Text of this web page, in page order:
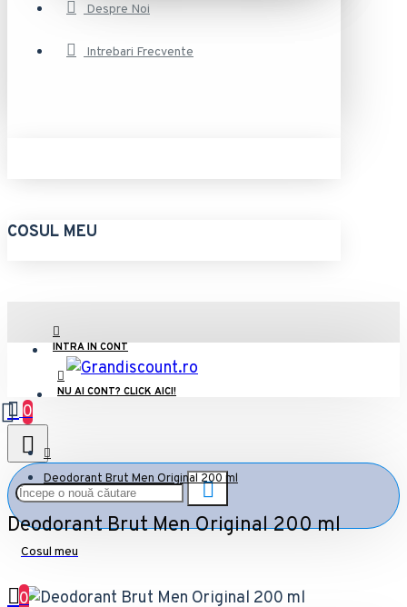
Despre Noi
Intrebari Frecvente
COSUL MEU
INTRA IN CONT
NU AI CONT? CLICK AICI!
0
Cosul meu
0
Deodorant Brut Men Original 200 ml
Deodorant Brut Men Original 200 ml